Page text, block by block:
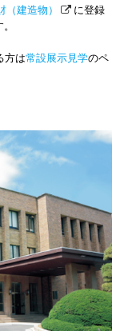
（建造物）
に登録
方は常設展示見学のペ